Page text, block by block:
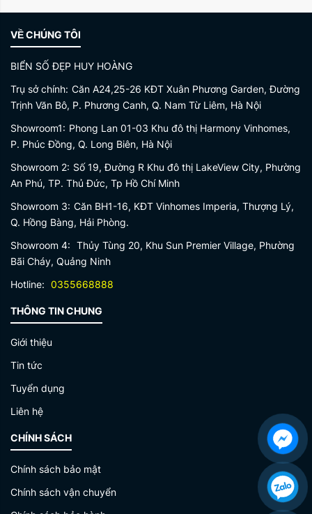
VỀ CHÚNG TÔI
BIỂN SỐ ĐẸP HUY HOÀNG
Trụ sở chính: Căn A24,25-26 KĐT Xuân Phương Garden, Đường
Trịnh Văn Bô, P. Phương Canh, Q. Nam Từ Liêm, Hà Nội
Showroom1: Phong Lan 01-03 Khu đô thị Harmony Vinhomes,
P. Phúc Đồng, Q. Long Biên, Hà Nội
Showroom 2: Số 19, Đường R Khu đô thị LakeView City, Phường
An Phú, TP. Thủ Đức, Tp Hồ Chí Minh
Showroom 3: Căn BH1-16, KĐT Vinhomes Imperia, Thượng Lý,
Q. Hồng Bàng, Hải Phòng.
Showroom 4: Thủy Tùng 20, Khu Sun Premier Village, Phường
Bãi Cháy, Quảng Ninh
Hotline: 0355668888
THÔNG TIN CHUNG
Giới thiệu
Tin tức
Tuyển dụng
Liên hệ
CHÍNH SÁCH
Chính sách bảo mật
Chính sách vận chuyển